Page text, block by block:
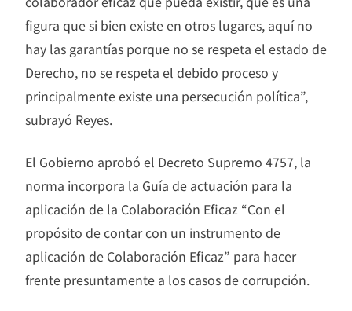
figura que si bien existe en otros lugares, aquí no
hay las garantías porque no se respeta el estado de
Derecho, no se respeta el debido proceso y
principalmente existe una persecución política”,
subrayó Reyes.
El Gobierno aprobó el Decreto Supremo 4757, la
norma incorpora la Guía de actuación para la
aplicación de la Colaboración Eficaz “Con el
propósito de contar con un instrumento de
aplicación de Colaboración Eficaz” para hacer
frente presuntamente a los casos de corrupción.